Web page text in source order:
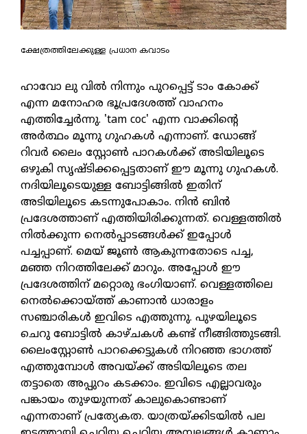
ക്ഷേത്രത്തിലേക്കുള്ള പ്രധാന കവാടം
ഹാവോ ലു വില്‍ നിന്നും പുറപ്പെട്ട് ടാം കോക്ക്
എന്ന മനോഹര ഭൂപ്രദേശത്ത് വാഹനം
എത്തിച്ചേര്‍ന്നു. 'tam coc' എന്ന വാക്കിന്റെ
അര്‍ത്ഥം മൂന്നു ഗുഹകള്‍ എന്നാണ്. ഡോങ്ങ്
റിവര്‍ ലൈം സ്റ്റോണ്‍ പാറകള്‍ക്ക് അടിയിലൂടെ
ഒഴുകി സൃഷ്ടിക്കപ്പെട്ടതാണ് ഈ മൂന്നു ഗുഹകള്‍.
നദിയിലൂടെയുള്ള ബോട്ടിങ്ങില്‍ ഇതിന്
അടിയിലൂടെ കടന്നുപോകാം. നിന്‍ ബിന്‍
പ്രദേശത്താണ് എത്തിയിരിക്കുന്നത്. വെള്ളത്തില്‍
നില്‍ക്കുന്ന നെല്‍പ്പാടങ്ങള്‍ക്ക് ഇപ്പോള്‍
പച്ചപ്പാണ്. മെയ് ജൂണ്‍ ആകുന്നതോടെ പച്ച,
മഞ്ഞ നിറത്തിലേക്ക് മാറും. അപ്പോള്‍ ഈ
പ്രദേശത്തിന് മറ്റൊരു ഭംഗിയാണ്. വെള്ളത്തിലെ
നെല്‍ക്കൊയ്ത്ത് കാണാന്‍ ധാരാളം
സഞ്ചാരികള്‍ ഇവിടെ എത്തുന്നു. പുഴയിലൂടെ
ചെറു ബോട്ടില്‍ കാഴ്ചകള്‍ കണ്ട് നീങ്ങിത്തുടങ്ങി.
ലൈംസ്റ്റോണ്‍ പാറക്കെട്ടുകള്‍ നിറഞ്ഞ ഭാഗത്ത്
എത്തുമ്പോള്‍ അവയ്ക്ക് അടിയിലൂടെ തല
തട്ടാതെ അപ്പുറം കടക്കാം. ഇവിടെ എല്ലാവരും
പങ്കായം തുഴയുന്നത് കാലുകൊണ്ടാണ്
എന്നതാണ് പ്രത്യേകത. യാത്രയ്ക്കിടയില്‍ പല